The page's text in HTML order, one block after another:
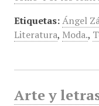
Etiquetas: Ángel
Literatura, Moda.,
Arte y